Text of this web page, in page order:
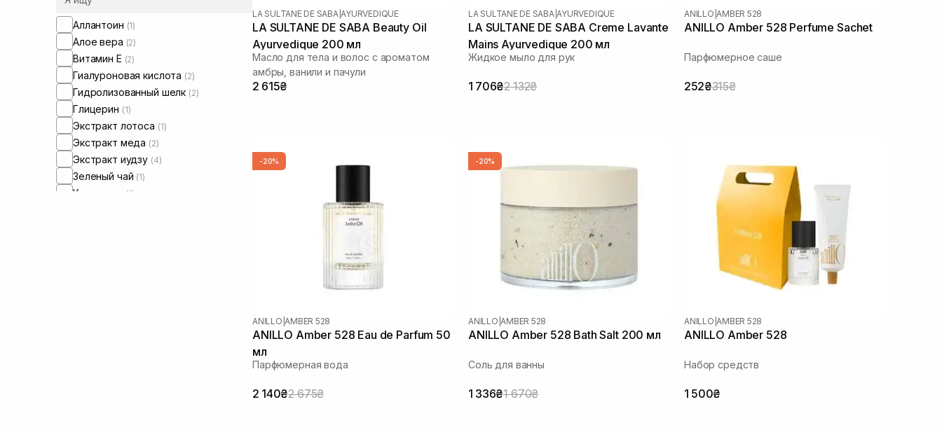
Аллантоин (1)
Алое вера (2)
Витамин Е (2)
Гиалуроновая кислота (2)
Гидролизованный шелк (2)
Глицерин (1)
Экстракт лотоса (1)
Экстракт меда (2)
Экстракт иудзу (4)
Зеленый чай (1)
Керамиды (1)
LA SULTANE DE SABA AYURVEDIQUE
LA SULTANE DE SABA Beauty Oil
Ayurvedique 200 мл
Масло для тела и волос с ароматом
амбры, ванили и пачули
2 615₴
LA SULTANE DE SABA AYURVEDIQUE
LA SULTANE DE SABA Creme Lavante
Mains Ayurvedique 200 мл
Жидкое мыло для рук
1 706₴2 132₴
ANILLO AMBER 528
ANILLO Amber 528 Perfume Sachet
Парфюмерное саше
252₴315₴
-20%
ANILLO AMBER 528
ANILLO Amber 528 Eau de Parfum 50
мл
Парфюмерная вода
2 140₴2 675₴
-20%
ANILLO AMBER 528
ANILLO Amber 528 Bath Salt 200 мл
Соль для ванны
1 336₴1 670₴
ANILLO AMBER 528
ANILLO Amber 528
Набор средств
1 500₴